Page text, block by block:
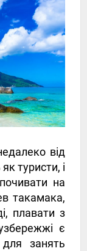
від
туристи, і
на
такамака,
плавати з
є
занять